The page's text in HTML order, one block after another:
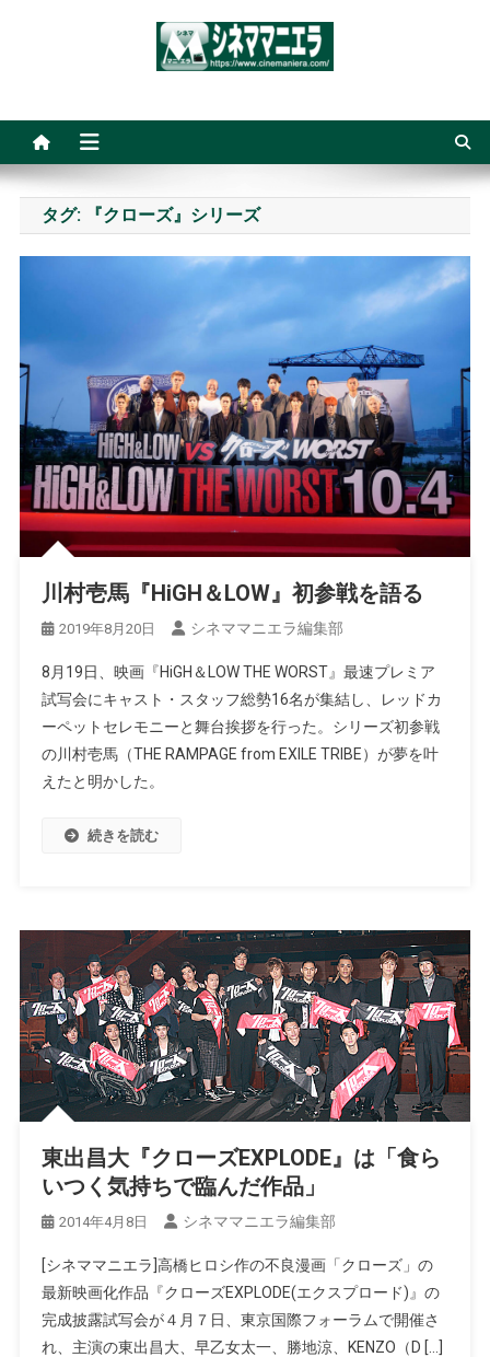
タグ: 『クローズ』シリーズ
川村壱馬『HiGH＆LOW』初参戦を語る
2019年8月20日 シネママニエラ編集部
8月19日、映画『HiGH＆LOW THE WORST』最速プレミア
試写会にキャスト・スタッフ総勢16名が集結し、レッドカ
ーペットセレモニーと舞台挨拶を行った。シリーズ初参戦
の川村壱馬（THE RAMPAGE from EXILE TRIBE）が夢を叶
えたと明かした。
続きを読む
東出昌大『クローズEXPLODE』は「食ら
いつく気持ちで臨んだ作品」
2014年4月8日 シネママニエラ編集部
[シネママニエラ]高橋ヒロシ作の不良漫画「クローズ」の
最新映画化作品『クローズEXPLODE(エクスプロード)』の
完成披露試写会が４月７日、東京国際フォーラムで開催さ
れ、主演の東出昌大、早乙女太一、勝地涼、KENZO（D […]